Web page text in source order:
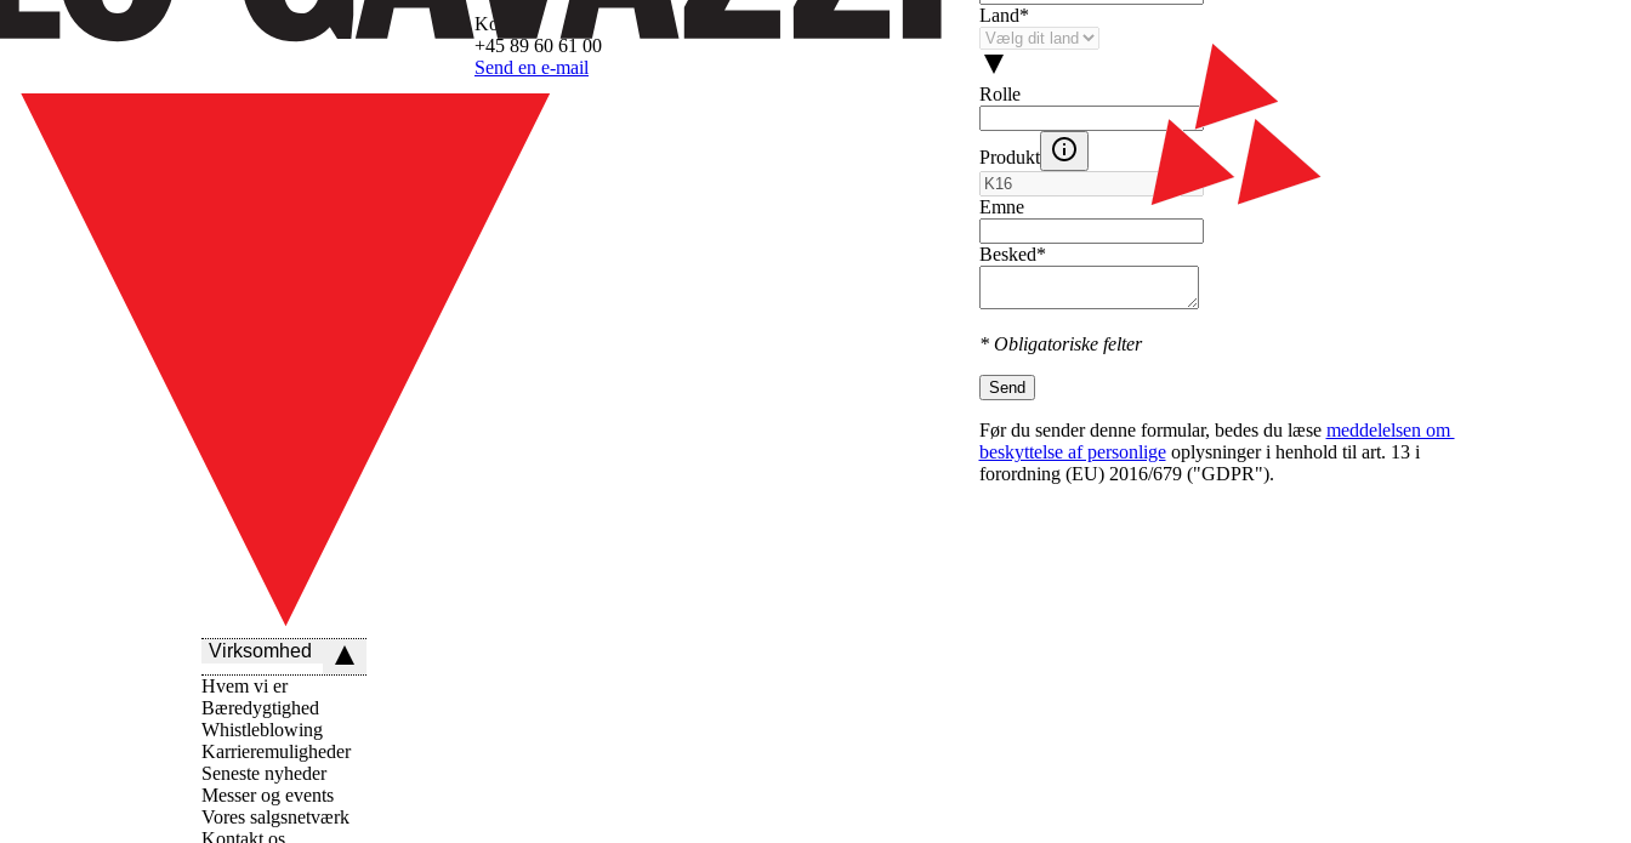
Virksomhed
Hvem vi er
Bæredygtighed
Whistleblowing
Karrieremuligheder
Seneste nyheder
Messer og events
Vores salgsnetværk
Kontakt os
Kontakt
+45 89 60 61 00
Send en e-mail
Land*
Rolle
Produkt
Emne
Besked*
* Obligatoriske felter
Send
Før du sender denne formular, bedes du læse meddelelsen om
beskyttelse af personligeoplysninger i henhold til art. 13 i
forordning (EU) 2016/679 ("GDPR").